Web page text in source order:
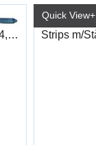
Strips m/Ståltunge 4,8X360 (100)
Quick View+